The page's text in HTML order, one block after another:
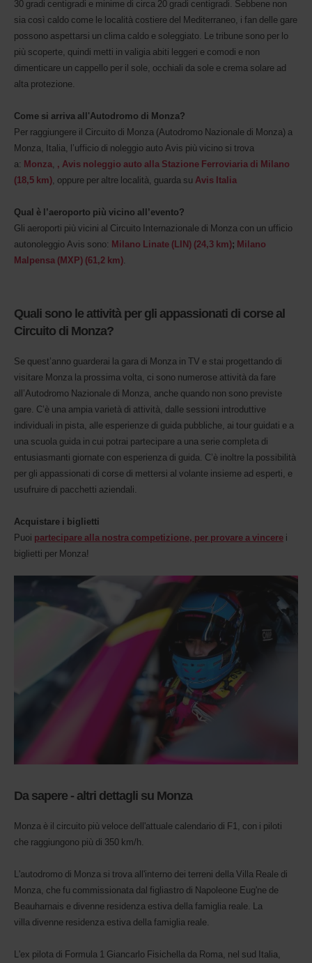
30 gradi centigradi e minime di circa 20 gradi centigradi. Sebbene non
sia così caldo come le località costiere del Mediterraneo, i fan delle gare
possono aspettarsi un clima caldo e soleggiato. Le tribune sono per lo
più scoperte, quindi metti in valigia abiti leggeri e comodi e non
dimenticare un cappello per il sole, occhiali da sole e crema solare ad
alta protezione.
Come si arriva all'Autodromo di Monza?
Per raggiungere il Circuito di Monza (Autodromo Nazionale di Monza) a
Monza, Italia, l’ufficio di noleggio auto Avis più vicino si trova
a: Monza, , Avis noleggio auto alla Stazione Ferroviaria di Milano
(18,5 km), oppure per altre località, guarda su Avis Italia
Qual è l’aeroporto più vicino all’evento?
Gli aeroporti più vicini al Circuito Internazionale di Monza con un ufficio
autonoleggio Avis sono: Milano Linate (LIN) (24,3 km); Milano
Malpensa (MXP) (61,2 km).
Quali sono le attività per gli appassionati di corse al
Circuito di Monza?
Se quest’anno guarderai la gara di Monza in TV e stai progettando di
visitare Monza la prossima volta, ci sono numerose attività da fare
all’Autodromo Nazionale di Monza, anche quando non sono previste
gare. C’è una ampia varietà di attività, dalle sessioni introduttive
individuali in pista, alle esperienze di guida pubbliche, ai tour guidati e a
una scuola guida in cui potrai partecipare a una serie completa di
entusiasmanti giornate con esperienza di guida. C’è inoltre la possibilità
per gli appassionati di corse di mettersi al volante insieme ad esperti, e
usufruire di pacchetti aziendali.
Acquistare i biglietti
Puoi partecipare alla nostra competizione, per provare a vincere i
biglietti per Monza!
Da sapere - altri dettagli su Monza
Monza è il circuito più veloce dell'attuale calendario di F1, con i piloti
che raggiungono più di 350 km/h.
L'autodromo di Monza si trova all'interno dei terreni della Villa Reale di
Monza, che fu commissionata dal figliastro di Napoleone Eug'ne de
Beauharnais e divenne residenza estiva della famiglia reale. La
villa divenne residenza estiva della famiglia reale.
L'ex pilota di Formula 1 Giancarlo Fisichella da Roma, nel sud Italia,